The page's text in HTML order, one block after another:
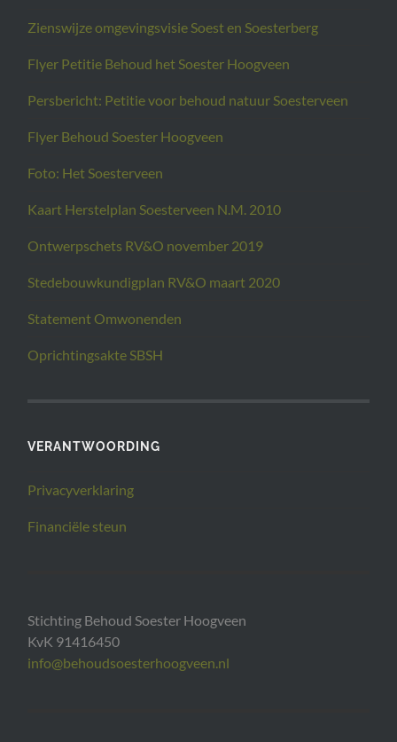
Zienswijze omgevingsvisie Soest en Soesterberg
Flyer Petitie Behoud het Soester Hoogveen
Persbericht: Petitie voor behoud natuur Soesterveen
Flyer Behoud Soester Hoogveen
Foto: Het Soesterveen
Kaart Herstelplan Soesterveen N.M. 2010
Ontwerpschets RV&O november 2019
Stedebouwkundigplan RV&O maart 2020
Statement Omwonenden
Oprichtingsakte SBSH
VERANTWOORDING
Privacyverklaring
Financiële steun
Stichting Behoud Soester Hoogveen
KvK 91416450
info@behoudsoesterhoogveen.nl